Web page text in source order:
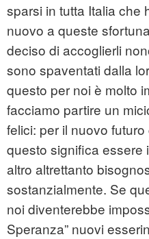
sparsi in tutta Italia che
nuovo a queste
deciso di accoglierli
sono spaventati dalla
questo per noi è molto
facciamo partire un
felici: per il nuovo
questo significa essere
altro altrettanto
sostanzialmente. Se
noi diventerebbe
Speranza” nuovi